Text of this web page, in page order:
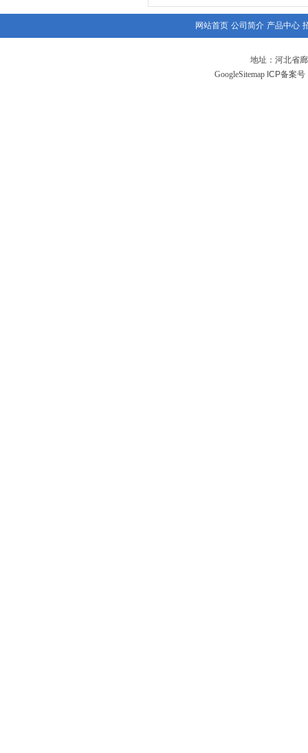
网站首页 公司简介 产品中心
地址：河北省
GoogleSitemap ICP备案号